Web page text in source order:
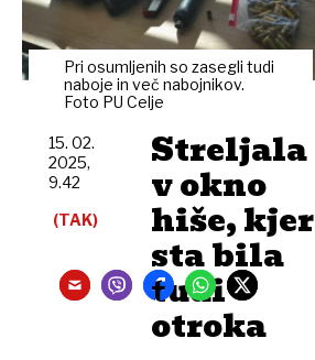
Pri osumljenih so zasegli tudi
naboje in več nabojnikov.
Foto PU Celje
Streljala
v okno
hiše, kjer
sta bila
tudi
otroka
15. 02.
2025,
9.42
(TAK)